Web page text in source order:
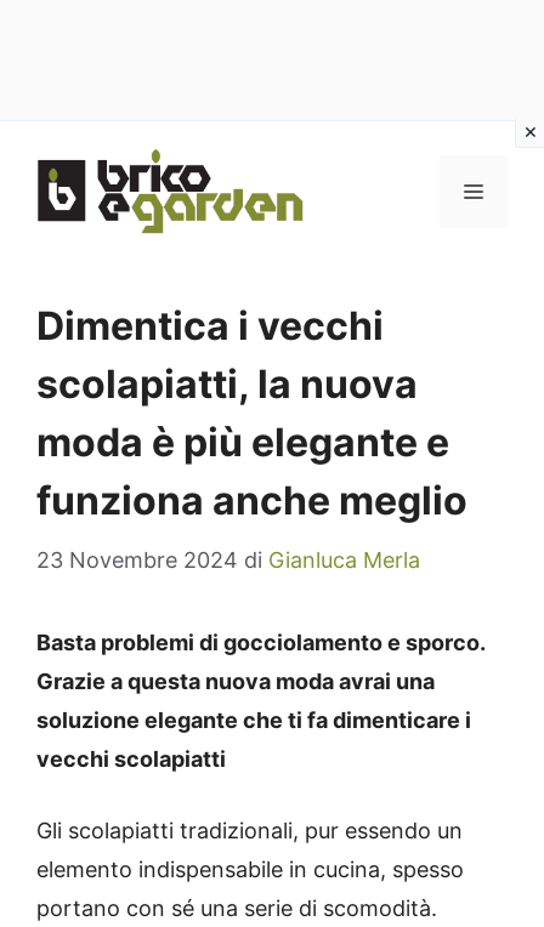
contenuto
MENU
Dimentica i vecchi
scolapiatti, la nuova
moda è più elegante e
funziona anche meglio
23 Novembre 2024 di Gianluca Merla
Basta problemi di gocciolamento e sporco.
Grazie a questa nuova moda avrai una
soluzione elegante che ti fa dimenticare i
vecchi scolapiatti
Gli scolapiatti tradizionali, pur essendo un
elemento indispensabile in cucina, spesso
portano con sé una serie di scomodità.